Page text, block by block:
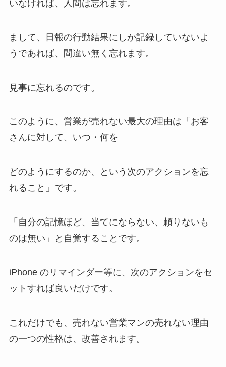
いなければ、人間は忘れます。
まして、日報の行動結果にしか記録していないよ
うであれば、間違い無く忘れます。
見事に忘れるのです。
このように、営業が売れない最大の理由は「お客
さんに対して、いつ・何を
どのようにするのか、という次のアクションを忘
れること」です。
「自分の記憶ほど、当てにならない、頼りないも
のは無い」と自覚することです。
iPhone のリマインダー等に、次のアクションをセ
ットすれば良いだけです。
これだけでも、売れない営業マンの売れない理由
の一つの性格は、改善されます。